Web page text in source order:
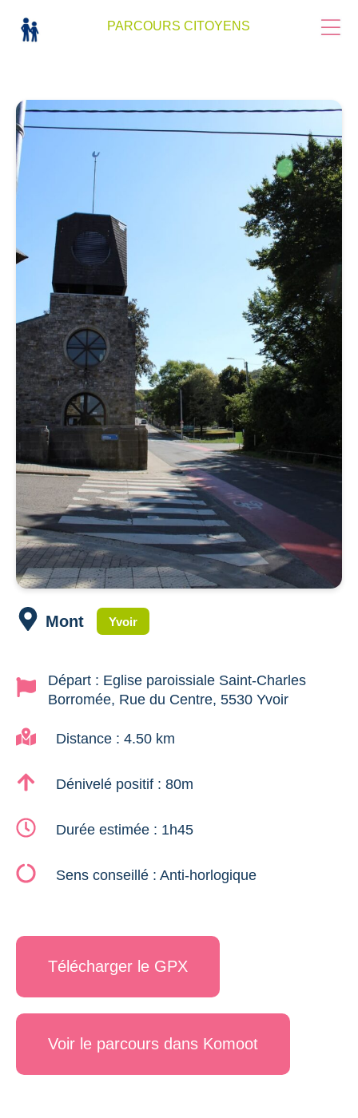
PARCOURS CITOYENS
Mont Yvoir
Départ : Eglise paroissiale Saint-Charles
Borromée, Rue du Centre, 5530 Yvoir
Distance : 4.50 km
Dénivelé positif : 80m
Durée estimée : 1h45
Sens conseillé : Anti-horlogique
Télécharger le GPX
Voir le parcours dans Komoot